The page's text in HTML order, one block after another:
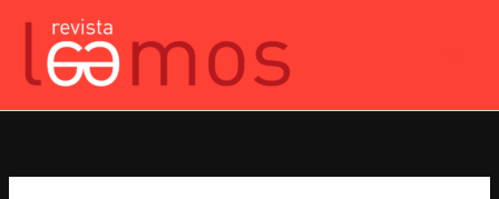
contenido